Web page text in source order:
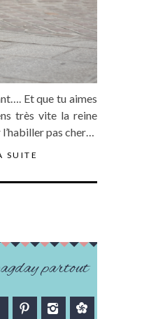
Et que tu aimes
très vite la reine
pas cher…
SUITE
partout